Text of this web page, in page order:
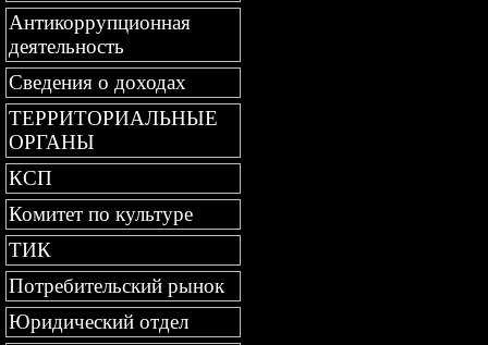
Антикоррупционная
деятельность
Сведения о доходах
ТЕРРИТОРИАЛЬНЫЕ
ОРГАНЫ
КСП
Комитет по культуре
ТИК
Потребительский рынок
Юридический отдел